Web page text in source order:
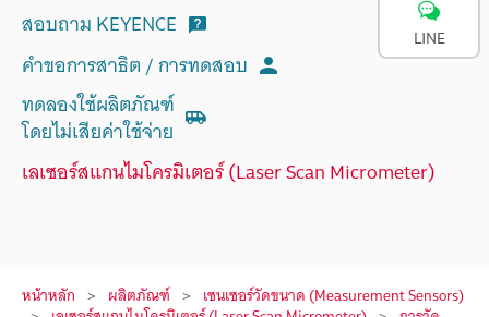
สอบถาม KEYENCE
คำขอการสาธิต / การทดสอบ
ทดลองใช้ผลิตภัณฑ์
โดยไม่เสียค่าใช้จ่าย
เลเซอร์สแกนไมโครมิเตอร์ (Laser Scan Micrometer)
หน้าหลัก ผลิตภัณฑ์ เซนเซอร์วัดขนาด (Measurement Sensors)
LINE